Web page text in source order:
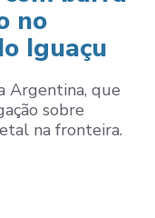
no
Iguaçu
Argentina, que
sobre
na fronteira.